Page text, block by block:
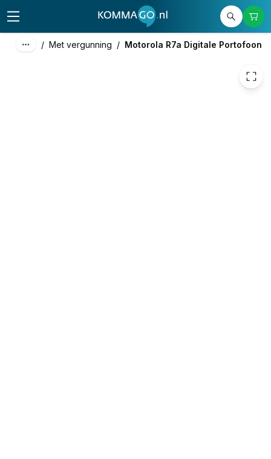
/ Met vergunning / Motorola R7a Digitale Portofoon